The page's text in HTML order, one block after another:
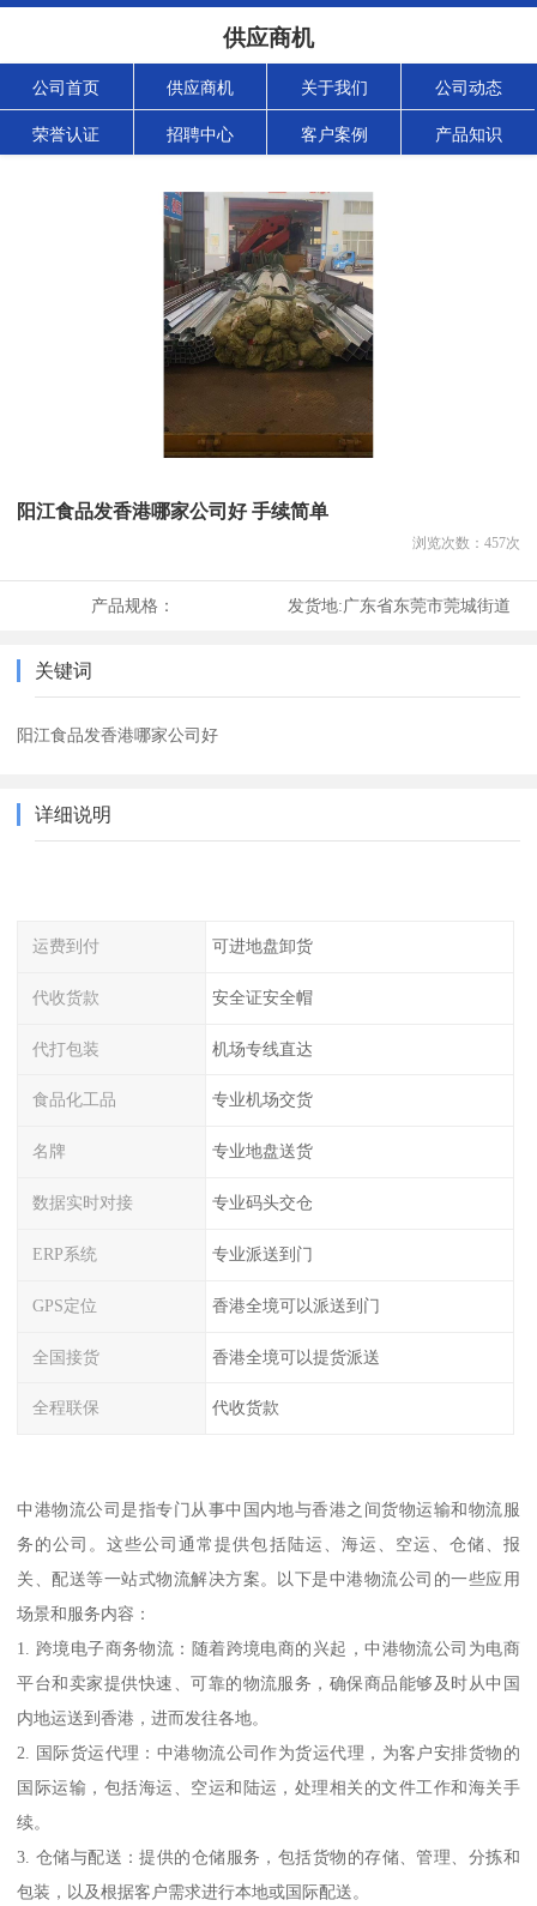
供应商机
公司首页 供应商机 关于我们 公司动态
荣誉认证 招聘中心 客户案例 产品知识
阳江食品发香港哪家公司好 手续简单
浏览次数： 457次
产品规格： 发货地:广东省东莞市莞城街道
关键词
阳江食品发香港哪家公司好
详细说明
运费到付 可进地盘卸货
代收货款 安全证安全帽
代打包装 机场专线直达
食品化工品 专业机场交货
名牌 专业地盘送货
数据实时对接 专业码头交仓
ERP系统 专业派送到门
GPS定位 香港全境可以派送到门
全国接货 香港全境可以提货派送
全程联保 代收货款
中港物流公司是指专门从事中国内地与香港之间货物运输和物流服
务的公司。这些公司通常提供包括陆运、海运、空运、仓储、报
关、配送等一站式物流解决方案。以下是中港物流公司的一些应用
场景和服务内容：
1. 跨境电子商务物流：随着跨境电商的兴起，中港物流公司为电商
平台和卖家提供快速、可靠的物流服务，确保商品能够及时从中国
内地运送到香港，进而发往各地。
2. 国际货运代理：中港物流公司作为货运代理，为客户安排货物的
国际运输，包括海运、空运和陆运，处理相关的文件工作和海关手
续。
3. 仓储与配送：提供的仓储服务，包括货物的存储、管理、分拣和
包装，以及根据客户需求进行本地或国际配送。